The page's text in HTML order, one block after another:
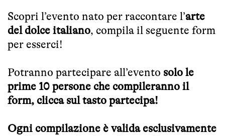
Scopri l’evento nato per raccontare l’arte
del dolce italiano, compila il seguente form
per esserci!
Potranno partecipare all’evento solo le
prime 10 persone che compileranno il
form, clicca sul tasto partecipa!
Ogni compilazione è valida esclusivamente